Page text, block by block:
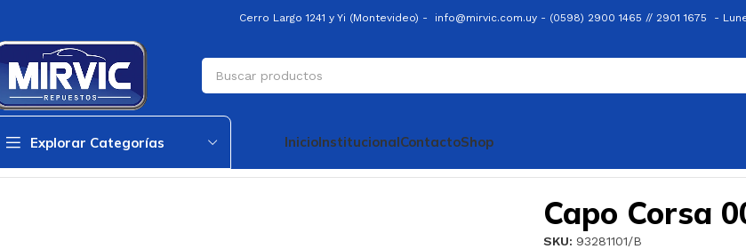
Cerro Largo 1241 y Yi (Montevideo) - info@mirvic.com.uy - (0598) 2900 1465 // 2901 1675 -
Explorar Categorías InicioInstitucionalContactoShop
Capo Corsa
SKU: 93281101/B